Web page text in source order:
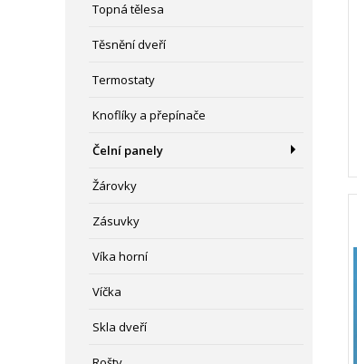
Topná tělesa
Těsnění dveří
Termostaty
Knoflíky a přepínače
Čelní panely
Žárovky
Zásuvky
Víka horní
Víčka
Skla dveří